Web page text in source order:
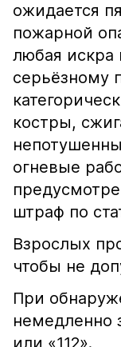
ожидается
пожарной
любая
серьёзному
костры,
огневые
штраф по
Взрослых
чтобы не
При
немедленно
или «112».